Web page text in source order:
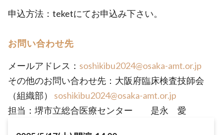
申込方法：teketにてお申込み下さい。
お問い合わせ先
メールアドレス： soshikibu2024@osaka-amt.or.jp
その他のお問い合わせ先：大阪府臨床検査技師会
（組織部） soshikibu2024@osaka-amt.or.jp
担当：堺市立総合医療センター 是永 愛